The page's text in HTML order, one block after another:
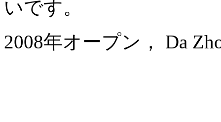
いです。
2008年オープン， Da